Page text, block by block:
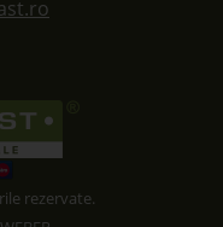
rezervate.